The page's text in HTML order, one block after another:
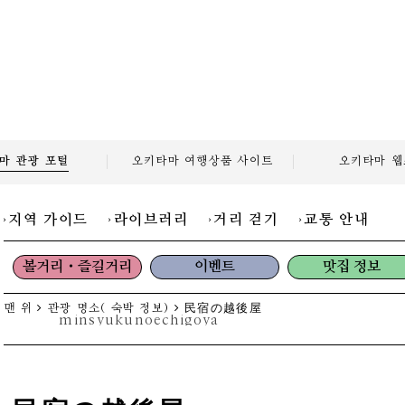
관광 포털 오키타마 여행상품 사이트 오키타마
지역 가이드 라이브러리 거리 걷기 교통 안내
볼거리・즐길거리 이벤트 맛집 정보
맨 위 관광 명소( 숙박 정보) 民宿の越後屋
minsyukunoechigoya